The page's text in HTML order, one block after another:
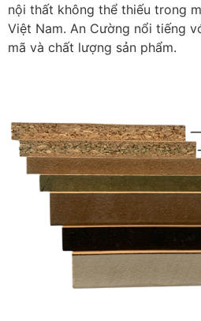
nội thất không thể thiếu trong
Việt Nam. An Cường nổi tiếng
mã và chất lượng sản phẩm.